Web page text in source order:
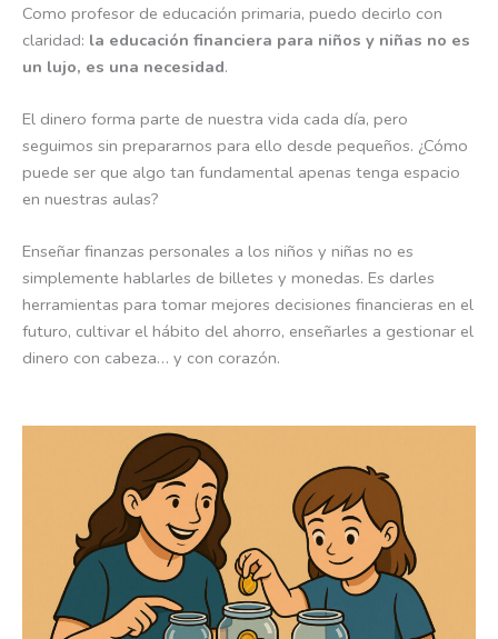
Como profesor de educación primaria, puedo decirlo con
claridad: la educación financiera para niños y niñas no es
un lujo, es una necesidad.
El dinero forma parte de nuestra vida cada día, pero
seguimos sin prepararnos para ello desde pequeños. ¿Cómo
puede ser que algo tan fundamental apenas tenga espacio
en nuestras aulas?
Enseñar finanzas personales a los niños y niñas no es
simplemente hablarles de billetes y monedas. Es darles
herramientas para tomar mejores decisiones financieras en el
futuro, cultivar el hábito del ahorro, enseñarles a gestionar el
dinero con cabeza… y con corazón.